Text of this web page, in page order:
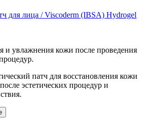
и увлажнения кожи после проведения
патч для восстановления кожи
эстетических процедур и